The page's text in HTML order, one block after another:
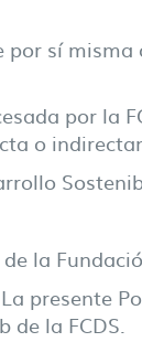
sí
por la
o
la
presente
de la FCDS.